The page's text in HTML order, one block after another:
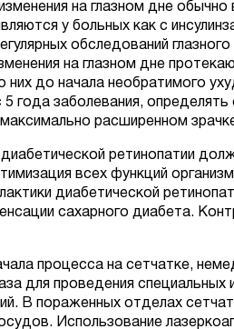
на глазном дне
у больных как с
обследований
на глазном дне
них до начала необратимого
5 года заболевания,
максимально расширенном
ретинопатии
всех функций
диабетической
сахарного диабета.
процесса на сетчатке,
для проведения
В пораженных отделах
Использование